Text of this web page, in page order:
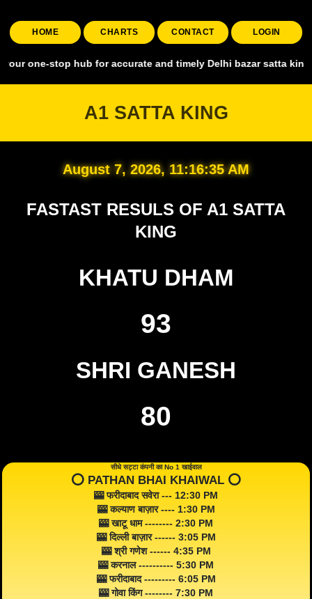
HOME CHARTS CONTACT LOGIN
hub for accurate and timely Delhi bazar satta king,
A1 SATTA KING
August 7, 2026, 11:16:36 AM
FASTAST RESULS OF A1 SATTA
KING
KHATU DHAM
93
SHRI GANESH
80
सीधे सट्टा कंपनी का No 1 खाईवाल
⭕️ PATHAN BHAI KHAIWAL ⭕️
🎰 फरीदाबाद सवेरा --- 12:30 PM
🎰 कल्याण बाज़ार ---- 1:30 PM
🎰 खाटू धाम -------- 2:30 PM
🎰 दिल्ली बाज़ार ------ 3:05 PM
🎰 श्री गणेश ------ 4:35 PM
🎰 करनाल ---------- 5:30 PM
🎰 फरीदाबाद --------- 6:05 PM
🎰 गोवा किंग -------- 7:30 PM